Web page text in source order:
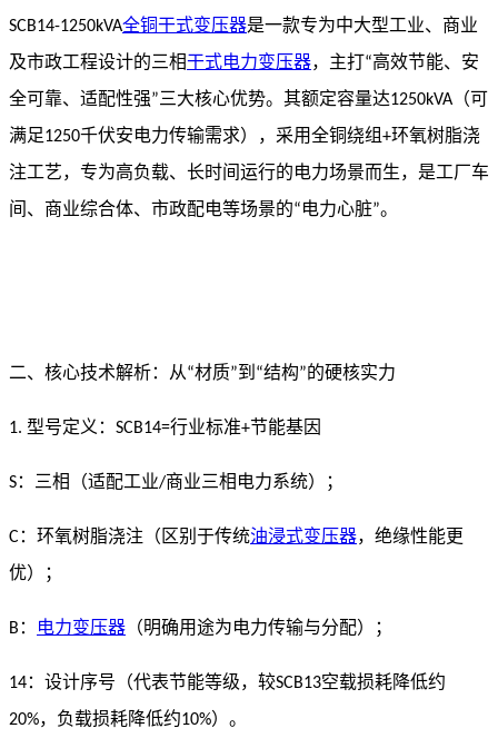
SCB14-1250kVA全铜干式变压器是一款专为中大型工业、商业
及市政工程设计的三相干式电力变压器，主打“高效节能、安
全可靠、适配性强”三大核心优势。其额定容量达1250kVA （可
满足1250千伏安电力传输需求），采用全铜绕组+环氧树脂浇
注工艺，专为高负载、长时间运行的电力场景而生，是工厂车
间、商业综合体、市政配电等场景的“电力心脏”。
二、核心技术解析：从“材质”到 “结构”的硬核实力
1. 型号定义： SCB14=行业标准+节能基因
S：三相（适配工业/商业三相电力系统）；
C ：环氧树脂浇注（区别于传统油浸式变压器，绝缘性能更
优）；
B ： 电力变压器 （明确用途为电力传输与分配）；
14：设计序号（代表节能等级，较SCB13空载损耗降低约
20%，负载损耗降低约10%）。